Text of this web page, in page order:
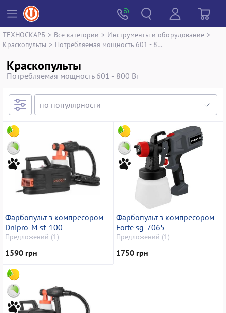
ТЕХНОСКАРБ > Все категории > Инструменты и оборудование >
Краскопульты > Потребляемая мощность 601 - 800 Вт
Краскопульты
Потребляемая мощность 601 - 800 Вт
Фарбопульт з компресором
Dnipro-M sf-100
Предложений (1)
1590 грн
Фарбопульт з компресором
Forte sg-7065
Предложений (1)
1750 грн